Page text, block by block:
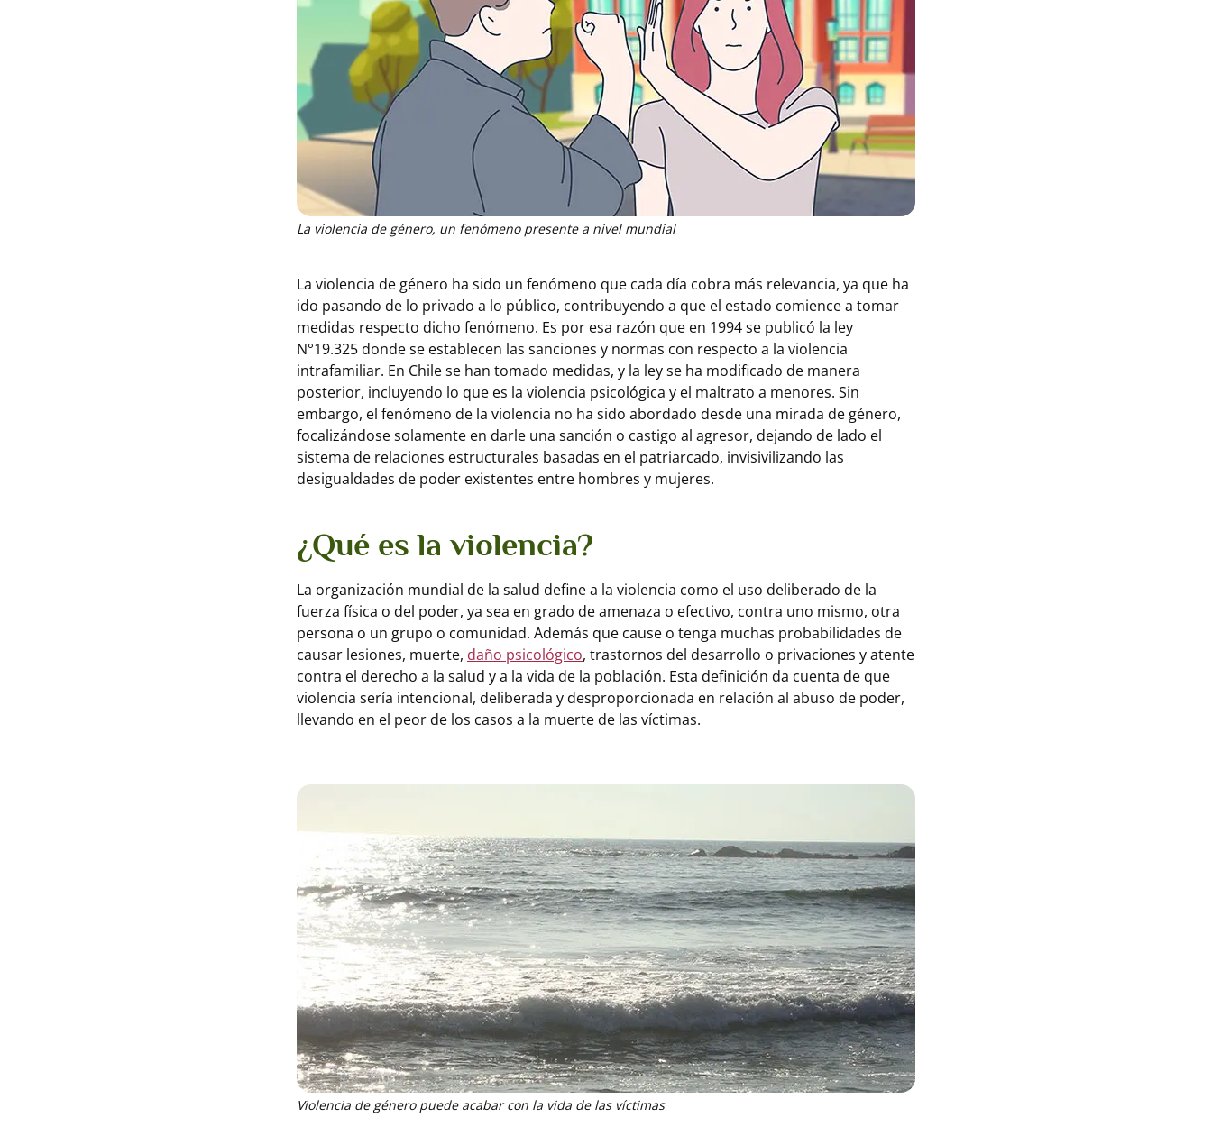
La violencia de género, un fenómeno presente a nivel mundial
La violencia de género ha sido un fenómeno que cada día cobra más relevancia, ya que ha
ido pasando de lo privado a lo público, contribuyendo a que el estado comience a tomar
medidas respecto dicho fenómeno. Es por esa razón que en 1994 se publicó la ley
N°19.325 donde se establecen las sanciones y normas con respecto a la violencia
intrafamiliar. En Chile se han tomado medidas, y la ley se ha modificado de manera
posterior, incluyendo lo que es la violencia psicológica y el maltrato a menores. Sin
embargo, el fenómeno de la violencia no ha sido abordado desde una mirada de género,
focalizándose solamente en darle una sanción o castigo al agresor, dejando de lado el
sistema de relaciones estructurales basadas en el patriarcado, invisivilizando las
desigualdades de poder existentes entre hombres y mujeres.
¿Qué es la violencia?
La organización mundial de la salud define a la violencia como el uso deliberado de la
fuerza física o del poder, ya sea en grado de amenaza o efectivo, contra uno mismo, otra
persona o un grupo o comunidad. Además que cause o tenga muchas probabilidades de
causar lesiones, muerte, daño psicológico, trastornos del desarrollo o privaciones y atente
contra el derecho a la salud y a la vida de la población. Esta definición da cuenta de que
violencia sería intencional, deliberada y desproporcionada en relación al abuso de poder,
llevando en el peor de los casos a la muerte de las víctimas.
Violencia de género puede acabar con la vida de las víctimas